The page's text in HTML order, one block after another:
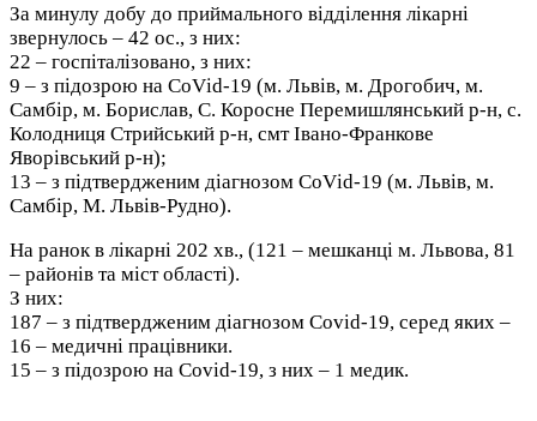
За минулу добу до приймального відділення лікарні
звернулось – 42 ос., з них:
22 – госпіталізовано, з них:
9 – з підозрою на CоVіd-19 (м. Львів, м. Дрогобич, м.
Самбір, м. Борислав, С. Коросне Перемишлянський р-н, с.
Колодниця Стрийський р-н, смт Івано-Франкове
Яворівський р-н);
13 – з підтвердженим діагнозом CоVіd-19 (м. Львів, м.
Самбір, М. Львів-Рудно).
На ранок в лікарні 202 хв., (121 – мешканці м. Львова, 81
– районів та міст області).
З них:
187 – з підтвердженим діагнозом Covid-19, серед яких –
16 – медичні працівники.
15 – з підозрою на Covid-19, з них – 1 медик.